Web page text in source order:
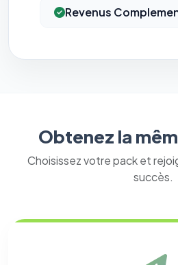
Revenus
Obtenez la
Choisissez votre pack et
succès.